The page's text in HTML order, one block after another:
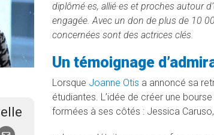
diplômé·es, allié·es et proches autour
engagée. Avec un don de plus de 10
concernées sont des actrices clés.
Un témoignage
Lorsque Joanne Otis a annoncé sa
étudiantes. L’idée de créer une
formées à ses côtés : Jessica